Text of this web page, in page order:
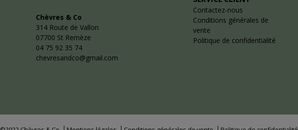
Chèvres & Co
314 Route de Vallon
07700 St Remèze
04 75 92 35 74
chevresandco@gmail.com
Contactez-nous
Conditions générales de
vente
Politique de confidentialité